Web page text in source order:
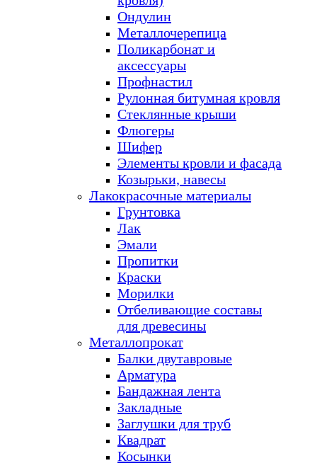
Ондулин
Металлочерепица
Поликарбонат и
аксессуары
Профнастил
Рулонная битумная кровля
Стеклянные крыши
Флюгеры
Шифер
Элементы кровли и фасада
Козырьки, навесы
Лакокрасочные материалы
Грунтовка
Лак
Эмали
Пропитки
Краски
Морилки
Отбеливающие составы
для древесины
Металлопрокат
Балки двутавровые
Арматура
Бандажная лента
Закладные
Заглушки для труб
Квадрат
Косынки